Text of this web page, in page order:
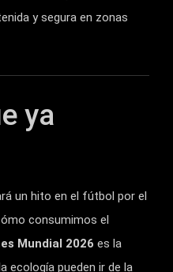
y segura en zonas
ya
un hito en el fútbol por el
consumimos el
Mundial 2026 es la
ecología pueden ir de la